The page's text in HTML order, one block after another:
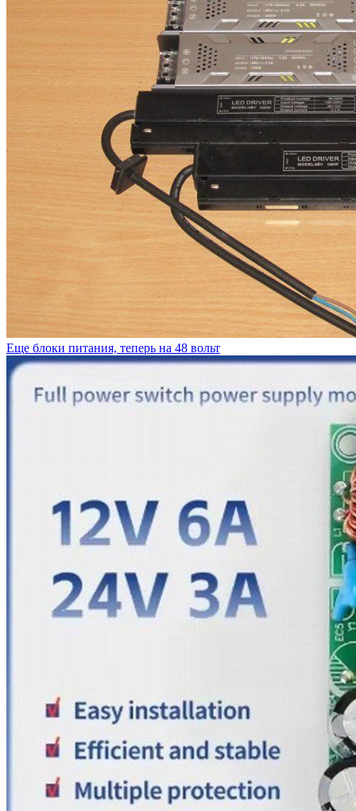
Еще блоки питания, теперь на 48 вольт